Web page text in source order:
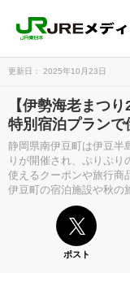
更新日： 2025年10月23日
【伊勢海老まつ
特別宿泊プランで
静岡県南伊豆町は伊豆半
りが開催され、ぷりぷ
使えるクーポンや旅行商
伊豆町の宿泊施設や秋の
ポスト